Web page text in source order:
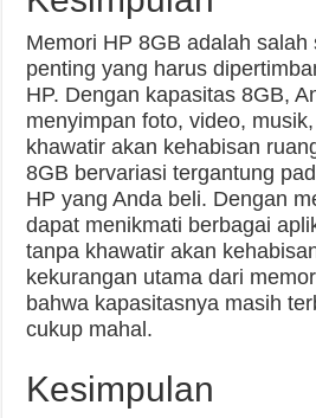
Memori HP 8GB adalah salah
penting yang harus
HP. Dengan kapasitas 8GB,
menyimpan foto, video,
khawatir akan kehabisan
8GB bervariasi tergantung
HP yang Anda beli. Dengan
dapat menikmati berbagai
tanpa khawatir akan
kekurangan utama dari
bahwa kapasitasnya masih
cukup mahal.
Kesimpulan